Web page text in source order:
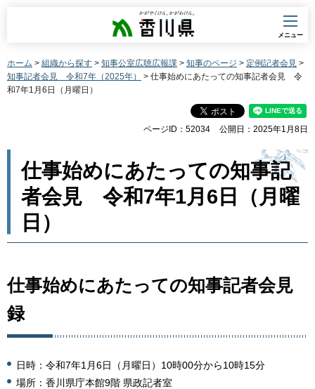
香川県
メニュー
ホーム > 組織から探す > 知事公室広聴広報課 > 知事のページ > 定例記者会見 >
知事記者会見 令和7年（2025年）
> 仕事始めにあたっての知事記者会見 令
和7年1月6日（月曜日）
ページID：52034 公開日：2025年1月8日
仕事始めにあたっての知事記
者会見 令和7年1月6日（月曜
日）
仕事始めにあたっての知事記者会見
録
日時：令和7年1月6日（月曜日）10時00分から10時15分
場所：香川県庁本館9階 県政記者室